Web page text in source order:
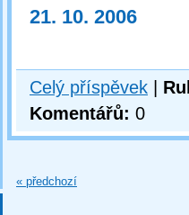
21. 10. 2006
Celý příspěvek
Komentářů: 0
« předchozí